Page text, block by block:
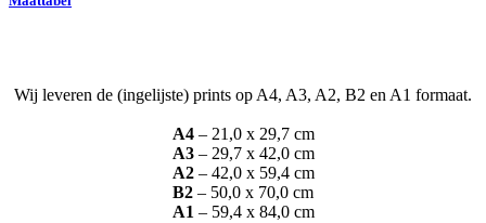
Wij leveren de (ingelijste) prints op A4, A3, A2, B2 en A1 formaat.
A4– 21,0 x 29,7 cm
A3– 29,7 x 42,0 cm
A2– 42,0 x 59,4 cm
B2 – 50,0 x 70,0 cm
A1 – 59,4 x 84,0 cm